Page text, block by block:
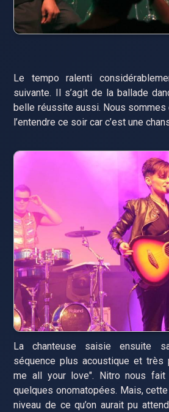
Le tempo ralenti
suivante. Il s’agit de la ballade
belle réussite aussi. Nous
l’entendre ce soir car c’est une
La chanteuse saisie ensuite
séquence plus acoustique et très
me all your love". Nitro nous
quelques onomatopées. Mais,
niveau de ce qu’on aurait pu